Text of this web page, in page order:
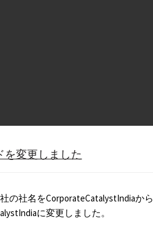
を変更しました
の社名をCorporateCatalystIndiaから
に変更しました。